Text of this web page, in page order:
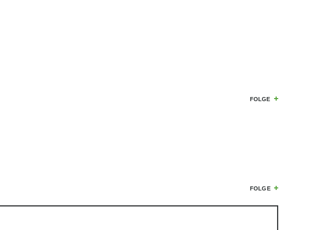
FOLGE
FOLGE